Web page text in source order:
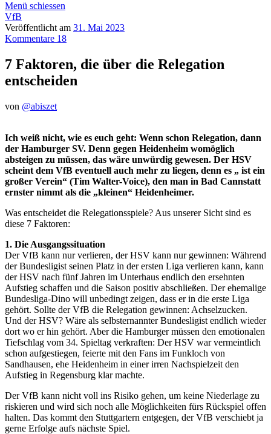
Menü schiessen
VfB
Veröffentlicht am 31. Mai 2023
Kommentare 18
7 Faktoren, die über die Relegation
entscheiden
von @abiszet
Ich weiß nicht, wie es euch geht: Wenn schon Relegation, dann
der Hamburger SV. Denn gegen Heidenheim womöglich
absteigen zu müssen, das wäre unwürdig gewesen. Der HSV
scheint dem VfB eventuell auch mehr zu liegen, denn es „ ist ein
großer Verein“ (Tim Walter-Voice), den man in Bad Cannstatt
ernster nimmt als die „kleinen“ Heidenheimer.
Was entscheidet die Relegationsspiele? Aus unserer Sicht sind es
diese 7 Faktoren:
1. Die Ausgangssituation
Der VfB kann nur verlieren, der HSV kann nur gewinnen: Während
der Bundesligist seinen Platz in der ersten Liga verlieren kann, kann
der HSV nach fünf Jahren im Unterhaus endlich den ersehnten
Aufstieg schaffen und die Saison positiv abschließen. Der ehemalige
Bundesliga-Dino will unbedingt zeigen, dass er in die erste Liga
gehört. Sollte der VfB die Relegation gewinnen: Achselzucken.
Und der HSV? Wäre als selbsternannter Bundesligist endlich wieder
dort wo er hin gehört. Aber die Hamburger müssen den emotionalen
Tiefschlag vom 34. Spieltag verkraften: Der HSV war vermeintlich
schon aufgestiegen, feierte mit den Fans im Funkloch von
Sandhausen, ehe Heidenheim in einer irren Nachspielzeit den
Aufstieg in Regensburg klar machte.
Der VfB kann nicht voll ins Risiko gehen, um keine Niederlage zu
riskieren und wird sich noch alle Möglichkeiten fürs Rückspiel offen
halten. Das kommt den Stuttgartern entgegen, der VfB verschiebt ja
gerne Erfolge aufs nächste Spiel.